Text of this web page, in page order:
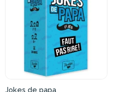
Jokes de papa